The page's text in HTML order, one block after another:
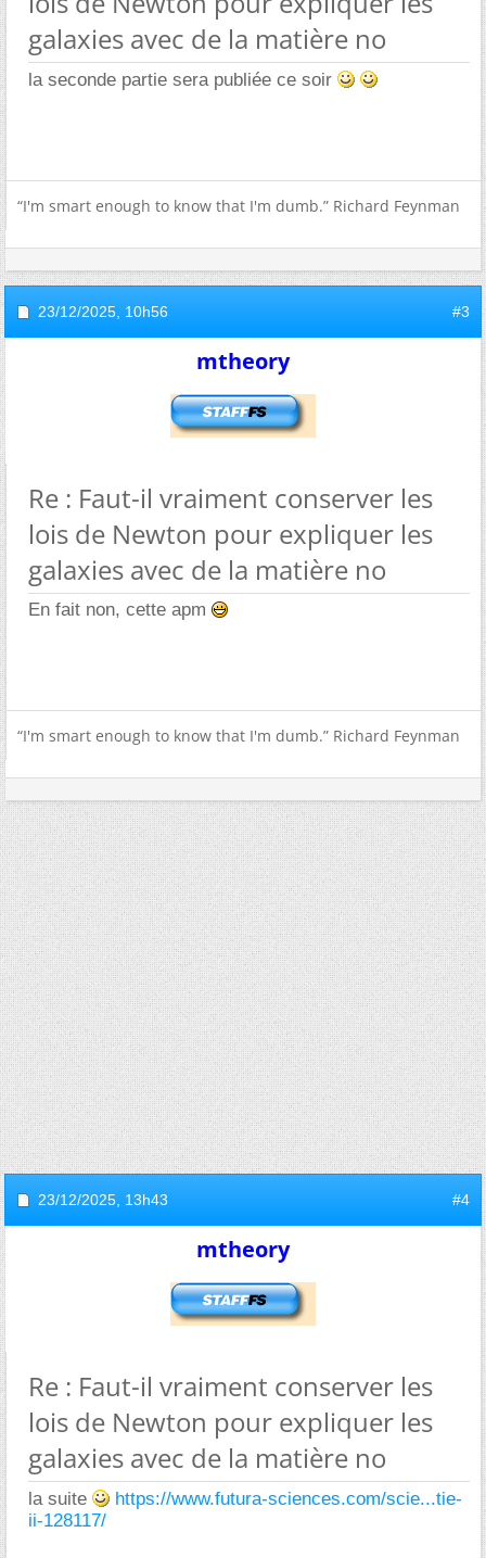
galaxies avec de la matière no
la seconde partie sera publiée ce soir
“I'm smart enough to know that I'm dumb.” Richard Feynman
23/12/2025, 10h56 #3
mtheory
Re : Faut-il vraiment conserver les
lois de Newton pour expliquer les
galaxies avec de la matière no
En fait non, cette apm
“I'm smart enough to know that I'm dumb.” Richard Feynman
23/12/2025, 13h43 #4
mtheory
Re : Faut-il vraiment conserver les
lois de Newton pour expliquer les
galaxies avec de la matière no
la suite
https://www.futura-sciences.com/scie...tie-
ii-128117/